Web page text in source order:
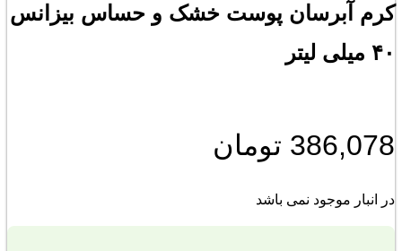
کرم آبرسان پوست خشک و حساس بیزانس
۴۰ میلی لیتر
386,078 تومان
در انبار موجود نمی باشد